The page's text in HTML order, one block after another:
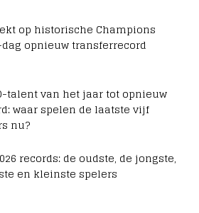
op historische Champions
opnieuw transferrecord
talent van het jaar tot opnieuw
waar spelen de laatste vijf
nu?
records: de oudste, de jongste,
en kleinste spelers